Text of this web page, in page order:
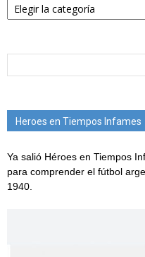
Heroes en Tiempos Infames
Ya salió Héroes en Tiempos
para comprender el fútbol
1940.